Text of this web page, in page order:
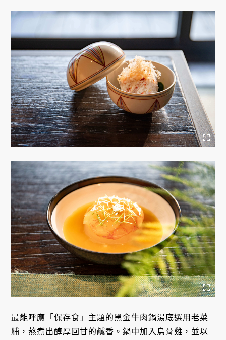
最能呼應「保存食」主題的黑金牛肉鍋湯底選用老菜
脯，熬煮出醇厚回甘的鹹香。鍋中加入烏骨雞，並以